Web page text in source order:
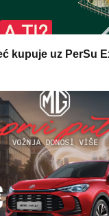
kupuje uz PerSu